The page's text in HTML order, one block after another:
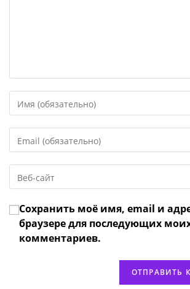
свое
или
имя
чтобы
прокомментировать
свой
адрес,
чтобы
URL
веб-
сайта
(необязательно)
Сохранить моё имя, email и
браузере для последующих
комментариев.